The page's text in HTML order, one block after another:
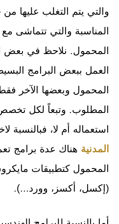
والتي يتم التغلب عليها من
المناسبة والتي تتماشى مع
المحمول. نلاحظ في بعض
العمل ببعض البرامج
المحمول وبعضها الآخر
المطلوب. وتبعاً لكل
استعماله أم لا، فبالنسبة
المدنية هناك عدة برامج
المحمول كتطبيقات
(إكسل، أكسز، وورد...).